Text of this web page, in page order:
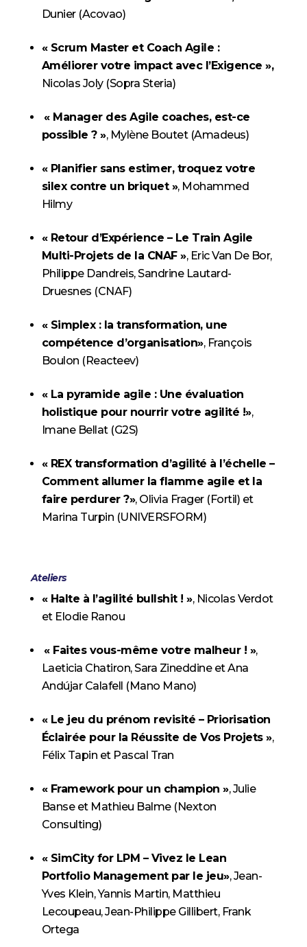
Dunier (Acovao)
« Scrum Master et Coach Agile :
Améliorer votre impact avec l’Exigence »,
Nicolas Joly (Sopra Steria)
« Manager des Agile coaches, est-ce
possible ? », Mylène Boutet (Amadeus)
« Planifier sans estimer, troquez votre
silex contre un briquet », Mohammed
Hilmy
« Retour d’Expérience – Le Train Agile
Multi-Projets de la CNAF », Eric Van De Bor,
Philippe Dandreis, Sandrine Lautard-
Druesnes (CNAF)
« Simplex : la transformation, une
compétence d’organisation», François
Boulon (Reacteev)
« La pyramide agile : Une évaluation
holistique pour nourrir votre agilité !»,
Imane Bellat (G2S)
« REX transformation d’agilité à l’échelle –
Comment allumer la flamme agile et la
faire perdurer ?», Olivia Frager (Fortil) et
Marina Turpin (UNIVERSFORM)
Ateliers
« Halte à l’agilité bullshit ! », Nicolas Verdot
et Elodie Ranou
« Faites vous-même votre malheur ! »,
Laeticia Chatiron, Sara Zineddine et Ana
Andújar Calafell (Mano Mano)
« Le jeu du prénom revisité – Priorisation
Éclairée pour la Réussite de Vos Projets »,
Félix Tapin et Pascal Tran
« Framework pour un champion », Julie
Banse et Mathieu Balme (Nexton
Consulting)
« SimCity for LPM – Vivez le Lean
Portfolio Management par le jeu», Jean-
Yves Klein, Yannis Martin, Matthieu
Lecoupeau, Jean-Philippe Gillibert, Frank
Ortega